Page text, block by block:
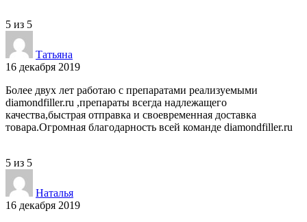
5 из 5
Татьяна
16 декабря 2019
Более двух лет работаю с препаратами реализуемыми
diamondfiller.ru ,препараты всегда надлежащего
качества,быстрая отправка и своевременная доставка
товара.Огромная благодарность всей команде diamondfiller.ru
5 из 5
Наталья
16 декабря 2019